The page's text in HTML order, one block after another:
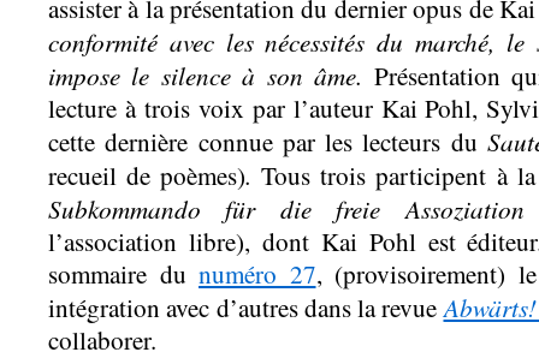
assister à la présentation du dernier opus de
conformité avec les nécessités du marché,
impose le silence à son âme. Présentation
lecture à trois voix par l’auteur Kai Pohl,
cette dernière connue par les lecteurs du
recueil de poèmes).Tous trois participent à
Subkommando für die freie Assoziation
l’association libre), dont Kai Pohl est
sommaire du numéro 27, (provisoirement)
intégration avec d’autres dans la revue
collaborer.